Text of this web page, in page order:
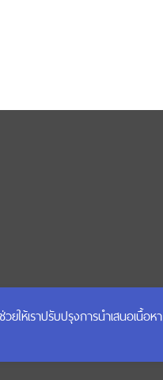
ให้เราปรับปรุงการนำเสนอเนื้อหา